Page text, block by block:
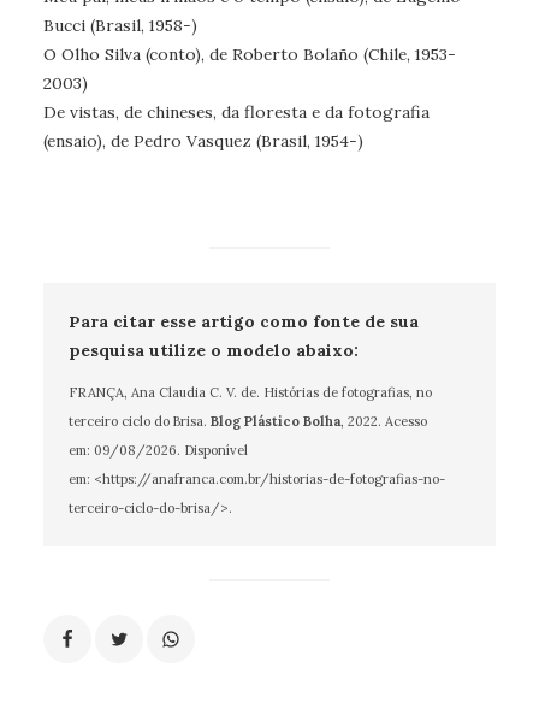
Bucci (Brasil, 1958-)
O Olho Silva (conto), de Roberto Bolaño (Chile, 1953-
2003)
De vistas, de chineses, da floresta e da fotografia
(ensaio), de Pedro Vasquez (Brasil, 1954-)
Para citar esse artigo como fonte de sua
pesquisa utilize o modelo abaixo:
FRANÇA, Ana Claudia C. V. de. Histórias de fotografias, no
terceiro ciclo do Brisa. Blog Plástico Bolha, 2022. Acesso
em: 09/08/2026. Disponível
em: <https://anafranca.com.br/historias-de-fotografias-no-
terceiro-ciclo-do-brisa/>.